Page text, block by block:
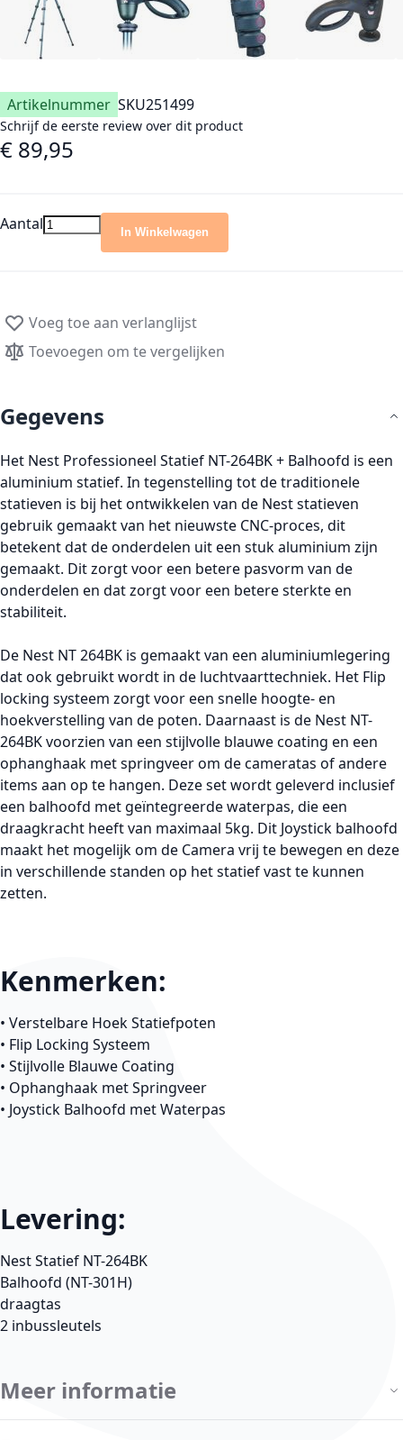
Artikelnummer SKU251499
Schrijf de eerste review over dit product
€ 89,95
Aantal In Winkelwagen
Voeg toe aan verlanglijst
Toevoegen om te vergelijken
Gegevens
Het Nest Professioneel Statief NT-264BK + Balhoofd is een
aluminium statief. In tegenstelling tot de traditionele
statieven is bij het ontwikkelen van de Nest statieven
gebruik gemaakt van het nieuwste CNC-proces, dit
betekent dat de onderdelen uit een stuk aluminium zijn
gemaakt. Dit zorgt voor een betere pasvorm van de
onderdelen en dat zorgt voor een betere sterkte en
stabiliteit.
De Nest NT 264BK is gemaakt van een aluminiumlegering
dat ook gebruikt wordt in de luchtvaarttechniek. Het Flip
locking systeem zorgt voor een snelle hoogte- en
hoekverstelling van de poten. Daarnaast is de Nest NT-
264BK voorzien van een stijlvolle blauwe coating en een
ophanghaak met springveer om de cameratas of andere
items aan op te hangen. Deze set wordt geleverd inclusief
een balhoofd met geïntegreerde waterpas, die een
draagkracht heeft van maximaal 5kg. Dit Joystick balhoofd
maakt het mogelijk om de Camera vrij te bewegen en deze
in verschillende standen op het statief vast te kunnen
zetten.
Kenmerken:
• Verstelbare Hoek Statiefpoten
• Flip Locking Systeem
• Stijlvolle Blauwe Coating
• Ophanghaak met Springveer
• Joystick Balhoofd met Waterpas
Levering:
Nest Statief NT-264BK
Balhoofd (NT-301H)
draagtas
2 inbussleutels
Meer informatie